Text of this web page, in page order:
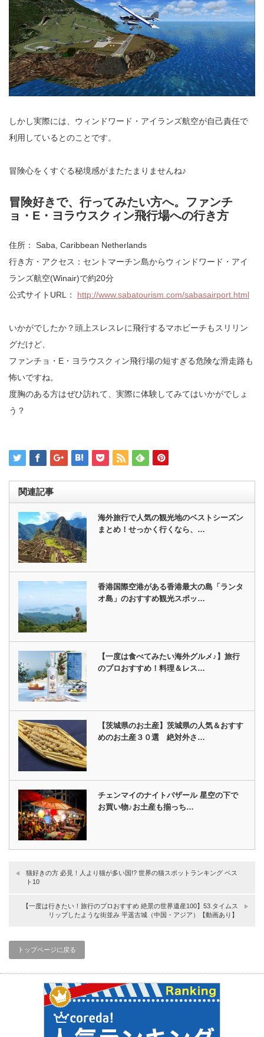
しかし実際には、ウィンドワード・アイランズ航空が自己責任で
利用しているとのことです。
冒険心をくすぐる秘境感がまたたまりませんね♪
冒険好きで、行ってみたい方へ。ファンチ
ョ・E・ヨラウスクィン飛行場への行き方
住所： Saba, Caribbean Netherlands
行き方・アクセス：セントマーチン島からウィンドワード・アイ
ランズ航空(Winair)で約20分
公式サイトURL： http://www.sabatourism.com/sabasairport.html
いかがでしたか？頭上スレスレに飛行するマホビーチもスリリン
グだけど、
ファンチョ・E・ヨラウスクィン飛行場の短すぎる危険な滑走路も
怖いですね。
度胸のある方はぜひ訪れて、実際に体験してみてはいかがでしょ
う？
関連記事
海外旅行で人気の観光地のベストシーズン
まとめ！せっかく行くなら、…
香港国際空港がある香港最大の島「ランタ
オ島」のおすすめ観光スポッ…
【一度は食べてみたい海外グルメ♪】旅行
のプロおすすめ！料理＆レス…
【茨城県のお土産】茨城県の人気＆おすす
めのお土産３０選 絶対外さ…
チェンマイのナイトバザール 星空の下で
お買い物♪お土産も揃っち…
猫好きの方 必見！人より猫が多い国!? 世界の猫スポットランキング ベス
ト10
【一度は行きたい！旅行のプロおすすめ 絶景の世界遺産100】53.タイムス
リップしたような街並み 平遥古城（中国・アジア）【動画あり】
トップページに戻る